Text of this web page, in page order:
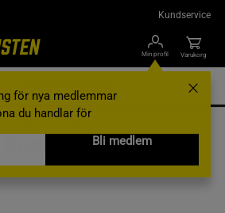
Kundservice
Min profil
för nya medlemmar
du handlar för
Bli medlem
Varukorg
Herr /Hoodies
Ultra Light Grey